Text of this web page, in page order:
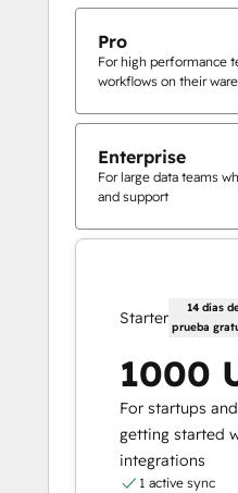
Pro
For high performance
workflows on their
Enterprise
For large data teams
and support
Starter
14 días
prueba
1000
For startups
getting started
integrations
1 active sync